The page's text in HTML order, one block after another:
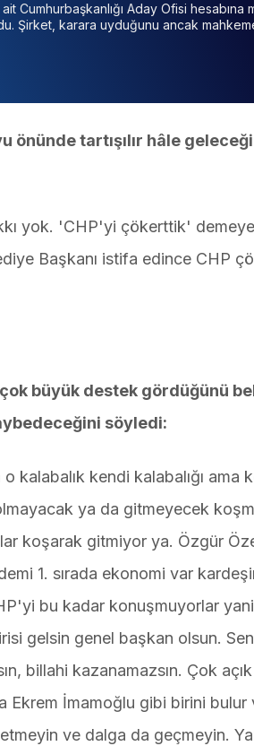
Cumhurbaşkanlığı Aday Ofisi hesabına
Şirket, karara uyduğunu ancak
önünde tartışılır hâle
yok. 'CHP'yi çökerttik' demeye
Başkanı istifa edince CHP
büyük destek gördüğünü
söyledi:
kalabalık kendi kalabalığı ama
ya da gitmeyecek
koşarak gitmiyor ya. Özgür
1. sırada ekonomi var
bu kadar konuşmuyorlar
gelsin genel başkan olsun.
billahi kazanamazsın. Çok
Ekrem İmamoğlu gibi birini bulur
ve dalga da geçmeyin.